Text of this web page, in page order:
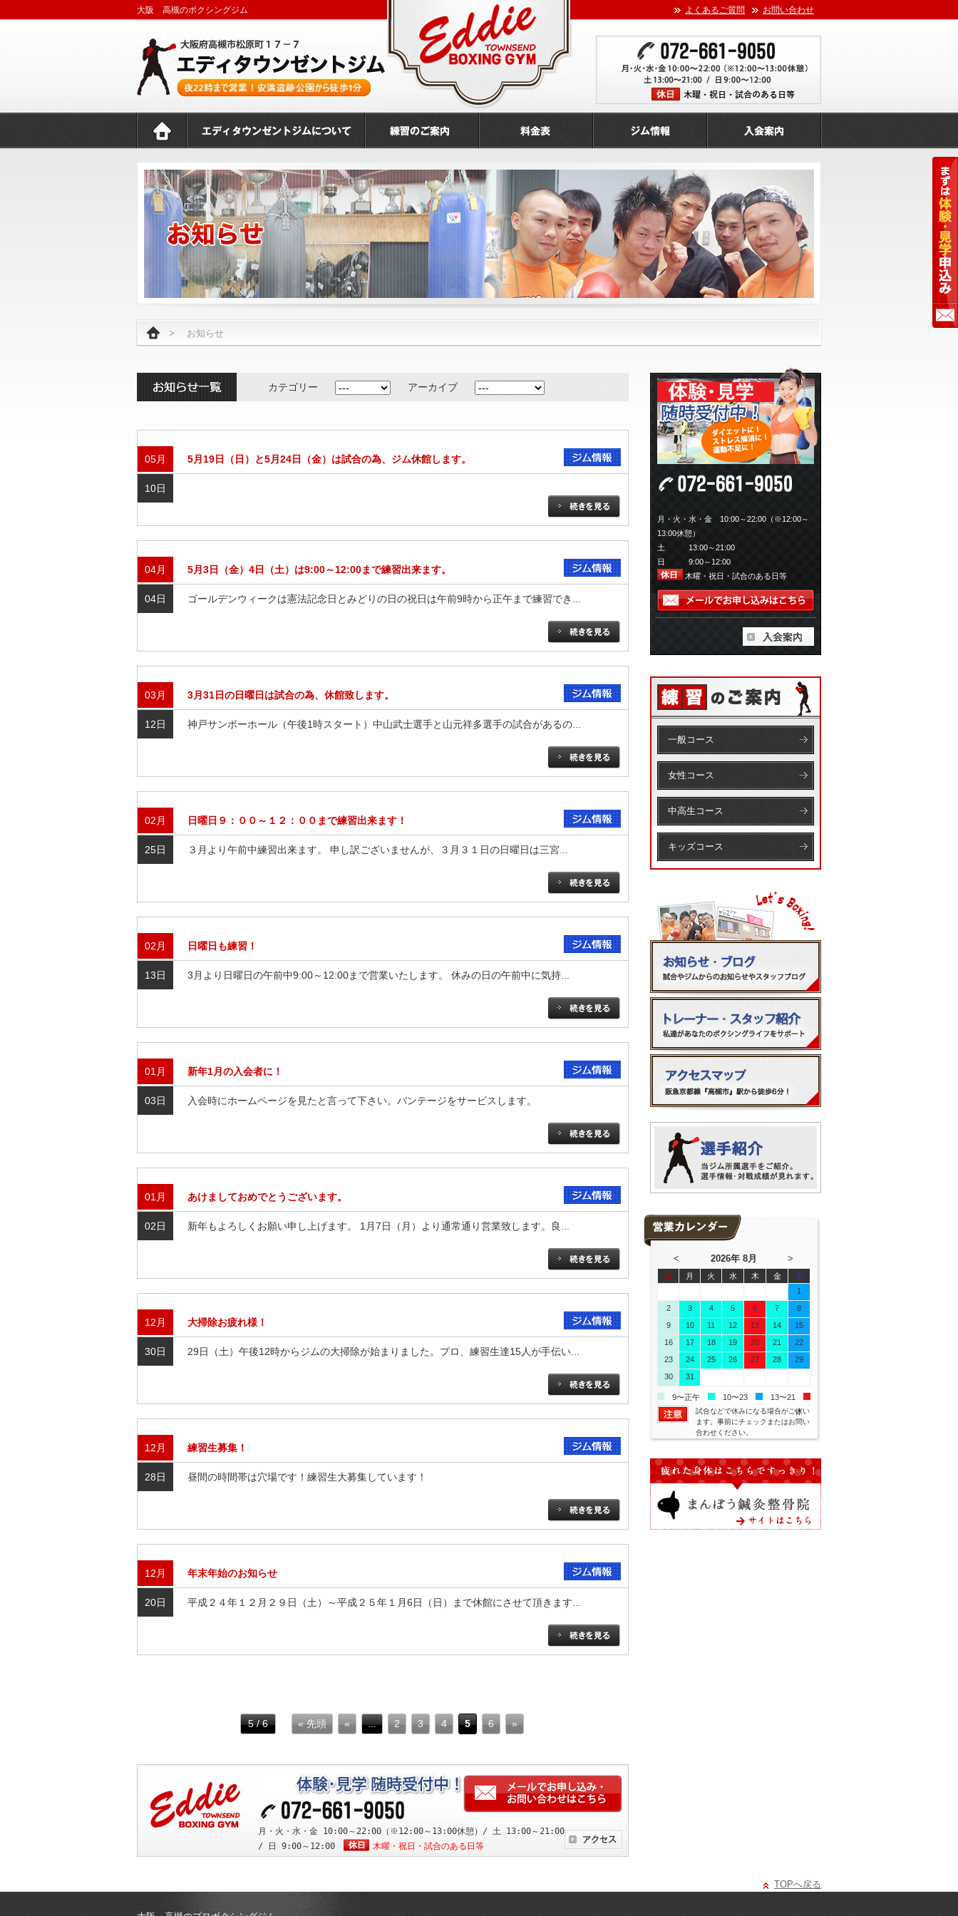
大阪 高槻のボクシングジム よくあるご質問 お問い合わせ
> お知らせ
カテゴリー アーカイブ
05月 5月19日（日）と5月24日（金）は試合の為、ジム休館します。
10日
04月 5月3日（金）4日（土）は9:00～12:00まで練習出来ます。
04日 ゴールデンウィークは憲法記念日とみどりの日の祝日は午前9時から正午まで練習でき...
03月 3月31日の日曜日は試合の為、休館致します。
12日 神戸サンボーホール（午後1時スタート）中山武士選手と山元祥多選手の試合があるの...
02月 日曜日９：００～１２：００まで練習出来ます！
25日 ３月より午前中練習出来ます。 申し訳ございませんが、３月３１日の日曜日は三宮...
02月 日曜日も練習！
13日 3月より日曜日の午前中9:00～12:00まで営業いたします。 休みの日の午前中に気持...
01月 新年1月の入会者に！
03日 入会時にホームページを見たと言って下さい。バンテージをサービスします。
01月 あけましておめでとうございます。
02日 新年もよろしくお願い申し上げます。 1月7日（月）より通常通り営業致します。良...
12月 大掃除お疲れ様！
30日 29日（土）午後12時からジムの大掃除が始まりました。プロ、練習生達15人が手伝い...
12月 練習生募集！
28日 昼間の時間帯は穴場です！練習生大募集しています！
12月 年末年始のお知らせ
20日 平成２４年１２月２９日（土）～平成２５年１月6日（日）まで休館にさせて頂きます...
5 / 6 « 先頭 « ... 2 3 4 5 6 »
月・火・水・金 10:00～22:00（※12:00～13:00休憩）/ 土 13:00～21:00
/ 日 9:00～12:00
木曜・祝日・試合のある日等
月・火・水・金 10:00～22:00（※12:00～
13:00休憩）
土 13:00～21:00
日 9:00～12:00
木曜・祝日・試合のある日等
一般コース
女性コース
中高生コース
キッズコース
< 2026年 8月 >
日 月 火 水 木 金
土
1
2
3 4 5 6 7
8
9
10 11 12 13 14
15
16
17 18 19 20 21
22
23
24 25 26 27 28
29
30
31
9〜正午 10〜23
13〜21
休
試合などで休みになる場合がござい
ます。事前にチェックまたはお問い
合わせください。
TOPへ戻る